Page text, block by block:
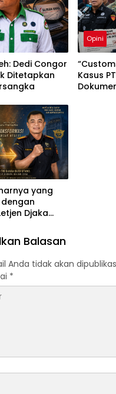
Dedi Congor
Ditetapkan
Opini
Kasus
yang
Djaka
Bea Cukai?
Balasan
Anda tidak akan
*